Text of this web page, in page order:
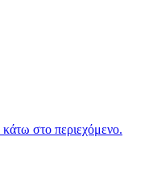
στο περιεχόμενο.